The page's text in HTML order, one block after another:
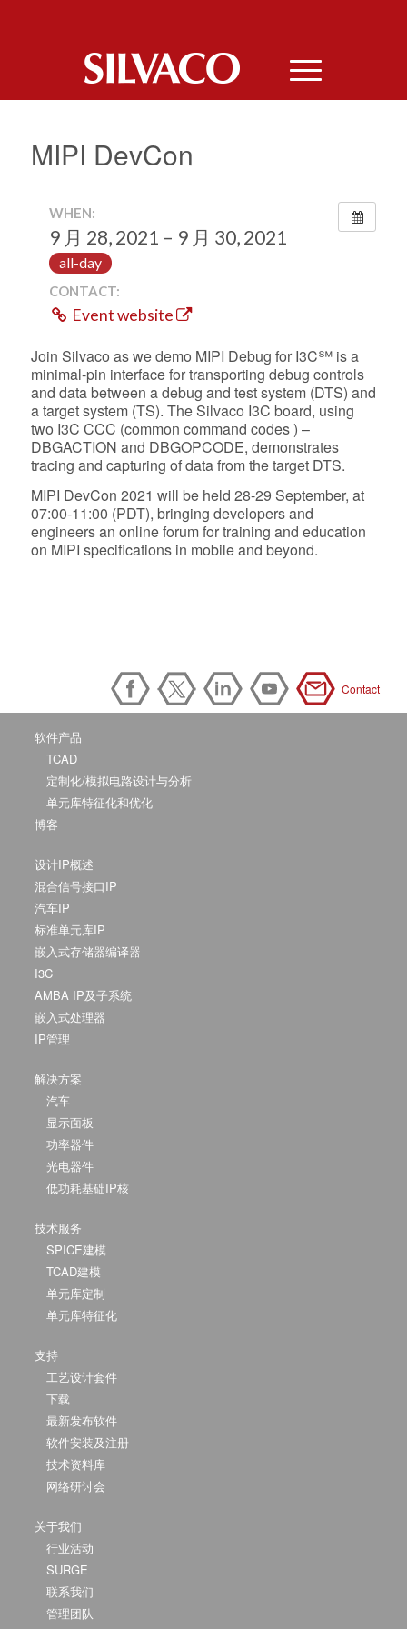
MIPI DevCon
WHEN:
9 月 28, 2021 – 9 月 30, 2021
all-day
CONTACT:
Event website
Join Silvaco as we demo MIPI Debug for I3C℠ is a
minimal-pin interface for transporting debug controls
and data between a debug and test system (DTS) and
a target system (TS). The Silvaco I3C board, using
two I3C CCC (common command codes ) –
DBGACTION and DBGOPCODE, demonstrates
tracing and capturing of data from the target DTS.
MIPI DevCon 2021 will be held 28-29 September, at
07:00-11:00 (PDT), bringing developers and
engineers an online forum for training and education
on MIPI specifications in mobile and beyond.
Contact
软件产品
TCAD
定制化/模拟电路设计与分析
单元库特征化和优化
博客
设计IP概述
混合信号接口IP
汽车IP
标准单元库IP
嵌入式存储器编译器
I3C
AMBA IP及子系统
嵌入式处理器
IP管理
解决方案
汽车
显示面板
功率器件
光电器件
低功耗基础IP核
技术服务
SPICE建模
TCAD建模
单元库定制
单元库特征化
支持
工艺设计套件
下载
最新发布软件
软件安装及注册
技术资料库
网络研讨会
关于我们
行业活动
SURGE
联系我们
管理团队